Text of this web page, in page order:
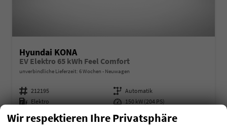
Hyundai KONA
EV Elektro 65 kWh Feel Comfort
unverbindliche Lieferzeit: 6 Wochen Neuwagen
Fahrzeugnummer 212195 Getriebe Automatik
Kraftstoff Elektro Leistung 150 kW (204 PS)
34.155,– € Details
Wir respektieren Ihre Privatsphäre